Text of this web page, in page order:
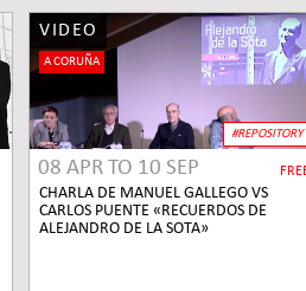
VIDEO
A CORUÑA
08 APR TO 10 SEP
CHARLA DE MANUEL GALLEGO VS
CARLOS PUENTE «RECUERDOS DE
ALEJANDRO DE LA SOTA»
#REPOSITORY